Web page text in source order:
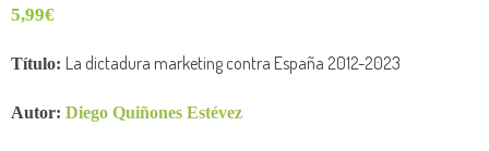
5,99€
Título: La dictadura marketing contra España 2012-2023
Autor: Diego Quiñones Estévez